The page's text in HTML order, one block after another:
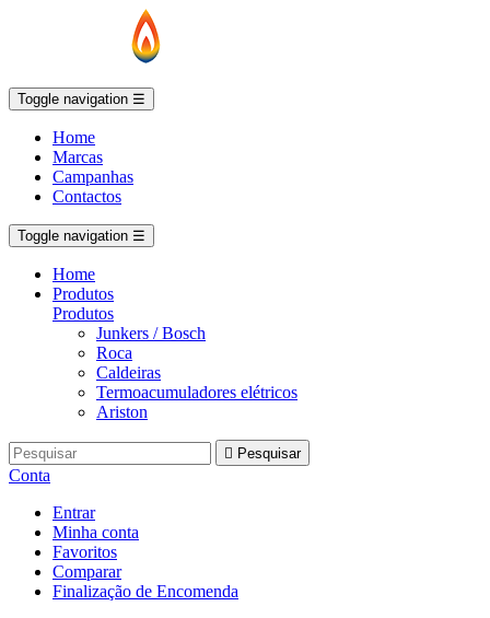
Toggle navigation ☰
Home
Marcas
Campanhas
Contactos
Toggle navigation ☰
Home
Produtos
Produtos
Junkers / Bosch
Roca
Caldeiras
Termoacumuladores elétricos
Ariston
 Pesquisar
Conta
Entrar
Minha conta
Favoritos
Comparar
Finalização de Encomenda